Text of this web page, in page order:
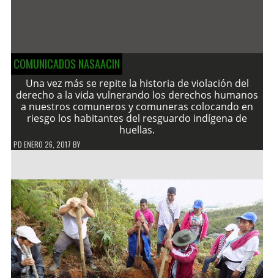
COMUNICADOS NASAACIN
Una vez más se repite la historia de violación del
derecho a la vida vulnerando los derechos humanos
a nuestros comuneros y comuneras colocando en
riesgo los habitantes del resguardo indígena de
huellas.
PD ENERO 26, 2017 BY